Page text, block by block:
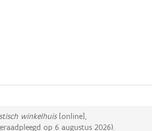
winkelhuis[online],
op6 augustus 2026).